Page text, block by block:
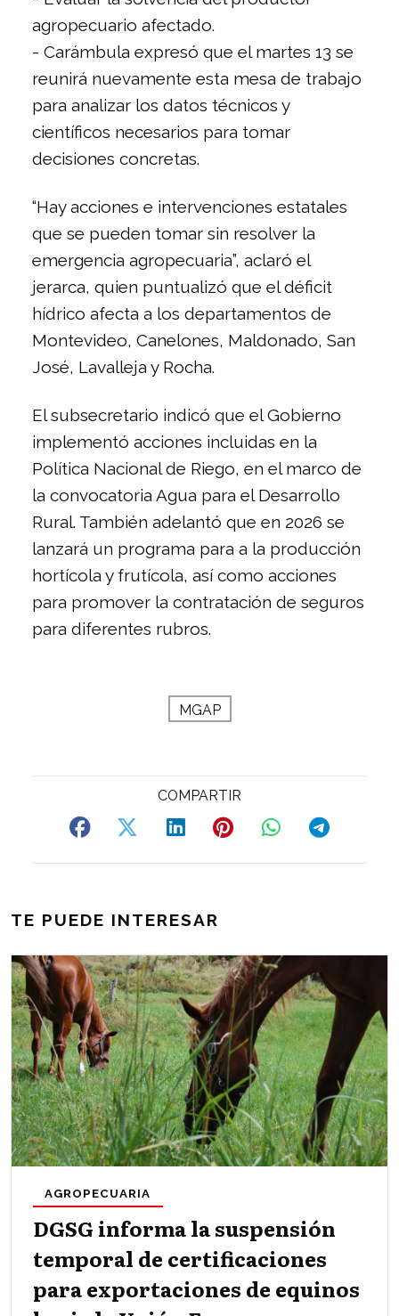
agropecuario afectado.
- Carámbula expresó que el martes 13 se
reunirá nuevamente esta mesa de trabajo
para analizar los datos técnicos y
científicos necesarios para tomar
decisiones concretas.
“Hay acciones e intervenciones estatales
que se pueden tomar sin resolver la
emergencia agropecuaria”, aclaró el
jerarca, quien puntualizó que el déficit
hídrico afecta a los departamentos de
Montevideo, Canelones, Maldonado, San
José, Lavalleja y Rocha.
El subsecretario indicó que el Gobierno
implementó acciones incluidas en la
Política Nacional de Riego, en el marco de
la convocatoria Agua para el Desarrollo
Rural. También adelantó que en 2026 se
lanzará un programa para a la producción
hortícola y frutícola, así como acciones
para promover la contratación de seguros
para diferentes rubros.
MGAP
TE PUEDE INTERESAR
DGSG informa la suspensión
temporal de certificaciones
para exportaciones de equinos
AGROPECUARIA